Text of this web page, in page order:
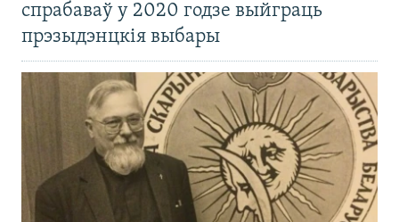
спрабаваў у 2020 годзе выйграць
прэзыдэнцкія выбары